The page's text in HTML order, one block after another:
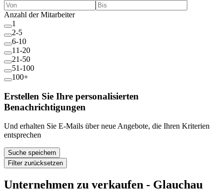
Anzahl der Mitarbeiter
1
2-5
6-10
11-20
21-50
51-100
100+
Erstellen Sie Ihre personalisierten
Benachrichtigungen
Und erhalten Sie E-Mails über neue Angebote, die Ihren Kriterien
entsprechen
Suche speichern
Filter zurücksetzen
Unternehmen zu verkaufen - Glauchau